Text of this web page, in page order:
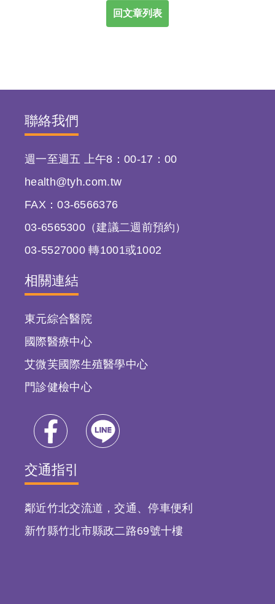
回文章列表
聯絡我們
週一至週五 上午8：00-17：00
health@tyh.com.tw
FAX：03-6566376
03-6565300（建議二週前預約）
03-5527000 轉1001或1002
相關連結
東元綜合醫院
國際醫療中心
艾微芙國際生殖醫學中心
門診健檢中心
交通指引
鄰近竹北交流道，交通、停車便利
新竹縣竹北市縣政二路69號十樓